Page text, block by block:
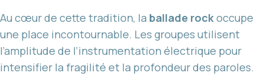
Au cœur de cette tradition, la ballade rockoccupe
une place incontournable. Les groupes utilisent
l’amplitude de l’instrumentation électrique pour
intensifier la fragilité et la profondeur des paroles.